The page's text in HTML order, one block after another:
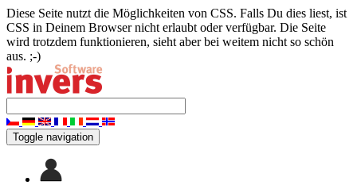
Diese Seite nutzt die Möglichkeiten von CSS. Falls Du dies liest, ist
CSS in Deinem Browser nicht erlaubt oder verfügbar. Die Seite
wird trotzdem funktionieren, sieht aber bei weitem nicht so schön
aus. ;-)
Toggle navigation